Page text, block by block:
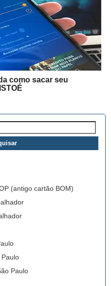
como sacar seu
(antigo cartão BOM)
Paulo